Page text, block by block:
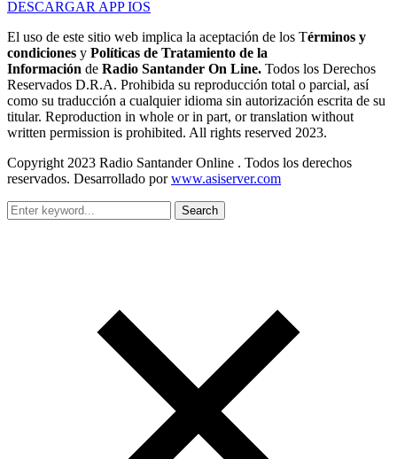
DESCARGAR APP IOS
El uso de este sitio web implica la aceptación de los Términos y
condiciones y Políticas de Tratamiento de la
Información de Radio Santander On Line. Todos los Derechos
Reservados D.R.A. Prohibida su reproducción total o parcial, así
como su traducción a cualquier idioma sin autorización escrita de su
titular. Reproduction in whole or in part, or translation without
written permission is prohibited. All rights reserved 2023.
Copyright 2023 Radio Santander Online . Todos los derechos
reservados. Desarrollado porwww.asiserver.com
Search